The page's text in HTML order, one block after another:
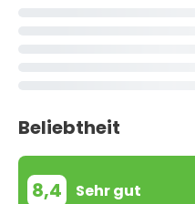
Beliebtheit
8,4 Sehr gut